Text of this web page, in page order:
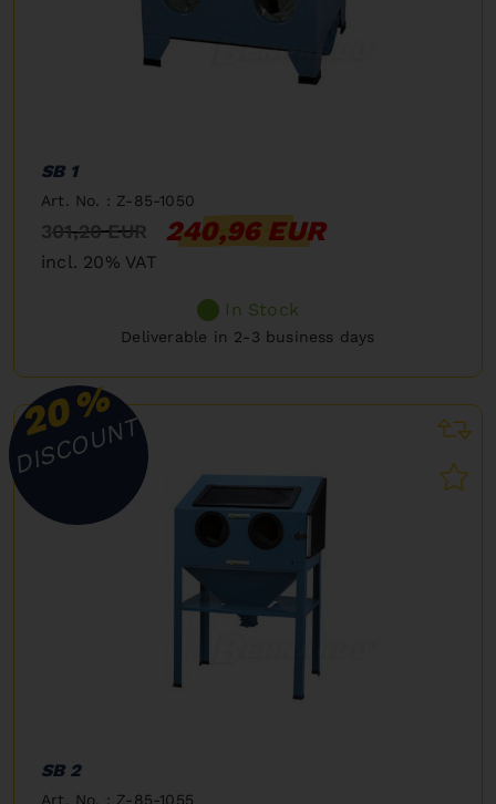
SB 1
Art. No. : Z-85-1050
301,20 EUR 240,96 EUR
incl. 20% VAT
In Stock
Deliverable in 2-3 business days
20%
DISCOUNT
SB 2
Art. No. : Z-85-1055